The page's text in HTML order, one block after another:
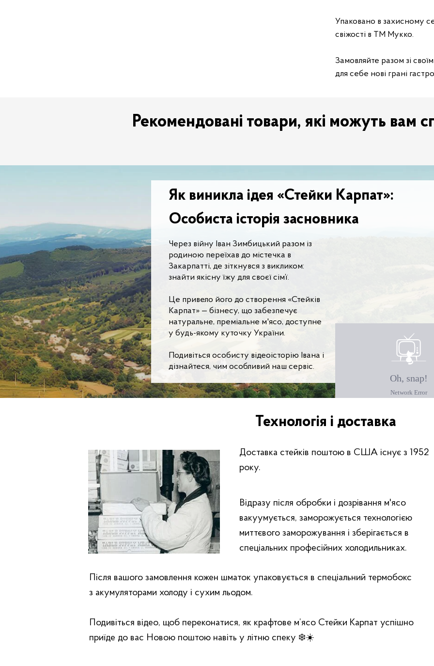
Упаковано в захисному
свіжості в ТМ Мукко.
Замовляйте разом зі
для себе нові грані
Рекомендовані товари, які можуть вам
Через війну Іван Зимбицький разом із
родиною переїхав до містечка в
Закарпатті, де зіткнувся з викликом:
знайти якісну їжу для своєї сім’ї.
Це привело його до створення «Стейків
Карпат» — бізнесу, що забезпечує
натуральне, преміальне м'ясо, доступне
у будь-якому куточку України.
Подивіться особисту відеоісторію Івана і
дізнайтеся, чим особливий наш сервіс.
Як виникла ідея «Стейки Карпат»:
Особиста історія засновника
Доставка стейків поштою в США існує з 1952
року.
Технологія і доставка
Після вашого замовлення кожен шматок упаковується в спеціальний термобокс
з акумуляторами холоду і сухим льодом.
Подивіться відео, щоб переконатися, як крафтове м’ясо Стейки Карпат успішно
приїде до вас Новою поштою навіть у літню спеку ❄️☀️
Відразу після обробки і дозрівання м'ясо
вакуумується, заморожується технологією
миттєвого заморожування і зберігається в
спеціальних професійних холодильниках.